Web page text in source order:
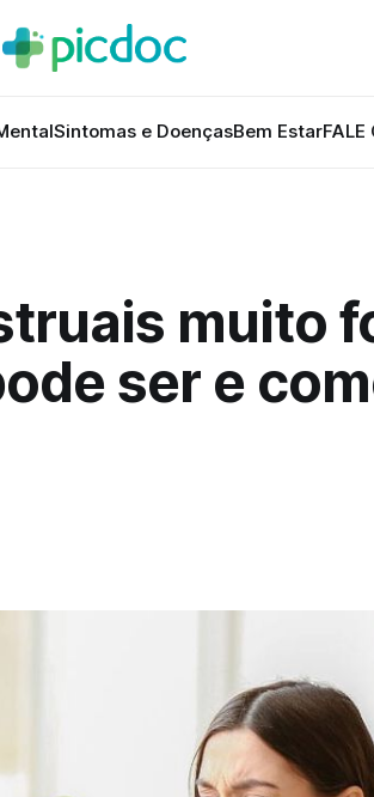
Sintomas e DoençasBem EstarFALE
muito
ser e